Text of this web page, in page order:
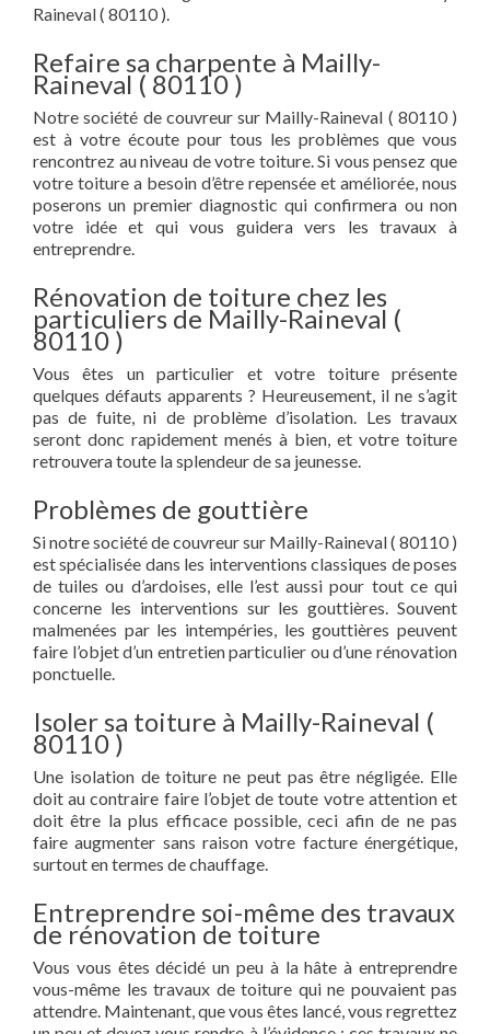
Raineval ( 80110 ).
Refaire sa charpente à Mailly-
Raineval ( 80110 )
Notre société de couvreur sur Mailly-Raineval ( 80110 )
est à votre écoute pour tous les problèmes que vous
rencontrez au niveau de votre toiture. Si vous pensez que
votre toiture a besoin d’être repensée et améliorée, nous
poserons un premier diagnostic qui confirmera ou non
votre idée et qui vous guidera vers les travaux à
entreprendre.
Rénovation de toiture chez les
particuliers de Mailly-Raineval (
80110 )
Vous êtes un particulier et votre toiture présente
quelques défauts apparents ? Heureusement, il ne s’agit
pas de fuite, ni de problème d’isolation. Les travaux
seront donc rapidement menés à bien, et votre toiture
retrouvera toute la splendeur de sa jeunesse.
Problèmes de gouttière
Si notre société de couvreur sur Mailly-Raineval ( 80110 )
est spécialisée dans les interventions classiques de poses
de tuiles ou d’ardoises, elle l’est aussi pour tout ce qui
concerne les interventions sur les gouttières. Souvent
malmenées par les intempéries, les gouttières peuvent
faire l’objet d’un entretien particulier ou d’une rénovation
ponctuelle.
Isoler sa toiture à Mailly-Raineval (
80110 )
Une isolation de toiture ne peut pas être négligée. Elle
doit au contraire faire l’objet de toute votre attention et
doit être la plus efficace possible, ceci afin de ne pas
faire augmenter sans raison votre facture énergétique,
surtout en termes de chauffage.
Entreprendre soi-même des travaux
de rénovation de toiture
Vous vous êtes décidé un peu à la hâte à entreprendre
vous-même les travaux de toiture qui ne pouvaient pas
attendre. Maintenant, que vous êtes lancé, vous regrettez